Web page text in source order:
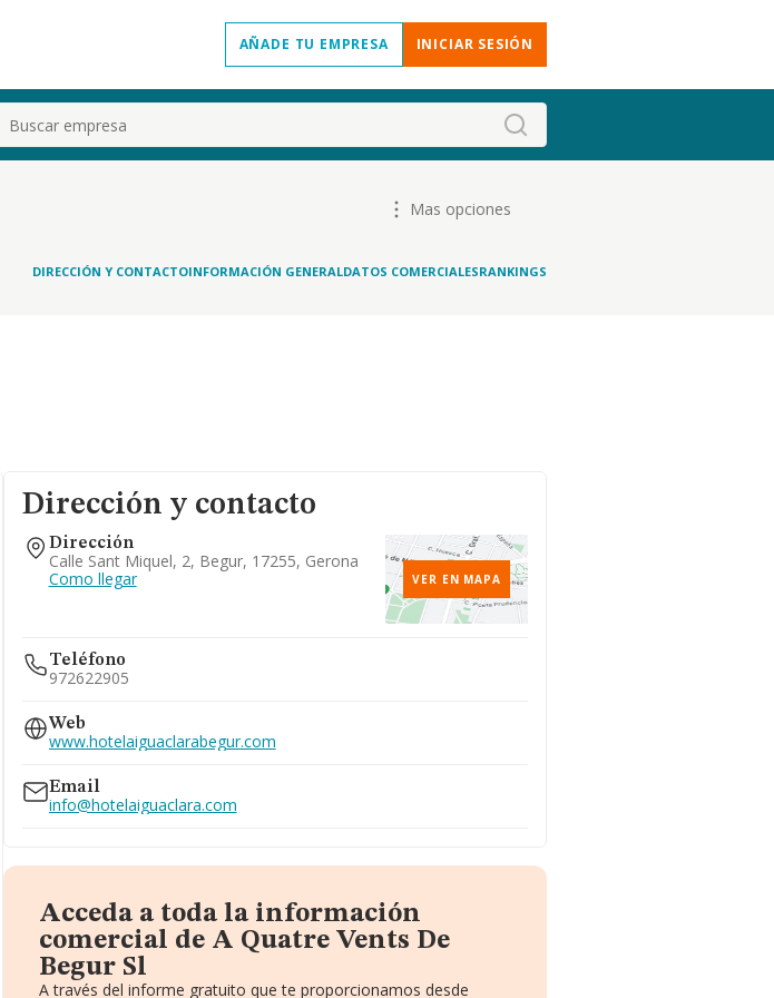
AÑADE TU EMPRESA INICIAR SESIÓN
Buscar
Mas opciones
DIRECCIÓN Y CONTACTOINFORMACIÓN GENERALDATOS COMERCIALESRANKINGS
Dirección y contacto
Dirección
Calle Sant Miquel, 2, Begur, 17255, Gerona
Como llegar
VER EN MAPA
Teléfono
972622905
Web
www.hotelaiguaclarabegur.com
Email
info@hotelaiguaclara.com
Acceda a toda la información
comercial de A Quatre Vents De
Begur Sl
A través del informe gratuito que te proporcionamos desde